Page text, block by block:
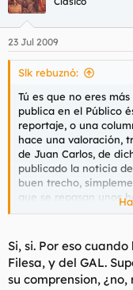
23 Jul 2009
Slk rebuznó:
Tú es que no eres
publica en el Público
reportaje, o una
hace una valoración,
de Juan Carlos, de
publicado la noticia
buen trecho,
que se repasan unos
cualquier otro
lector explicando
Estos de LD te dicen
de hacerlo, maldito
Si, si. Por eso
Filesa, y del GAL.
su comprension,